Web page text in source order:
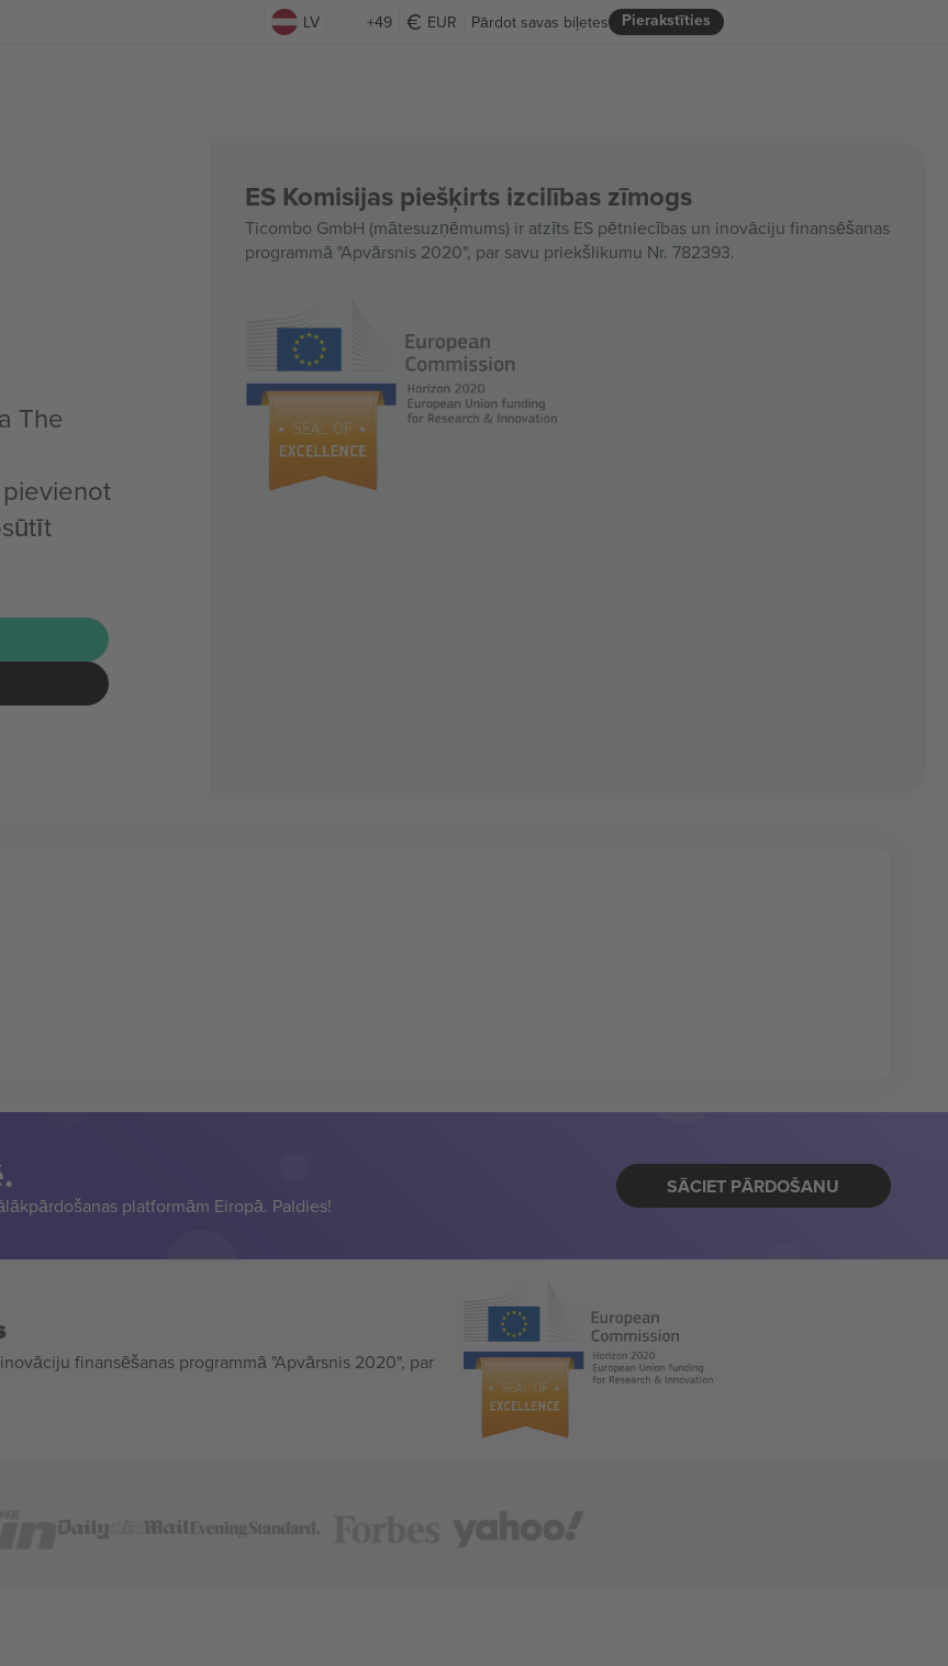
LV +49 EUR Pierakstīties
Pārdot savas biļetes
The
ES Komisijas piešķirts izcilības zīmogs
Ticombo GmbH (mātesuzņēmums) ir atzīts ES pētniecības un inovāciju finansēšanas
programmā "Apvārsnis 2020", par savu priekšlikumu Nr. 782393.
platformām Eiropā. Paldies!
SĀCIET PĀRDOŠANU
finansēšanas programmā "Apvārsnis 2020", par